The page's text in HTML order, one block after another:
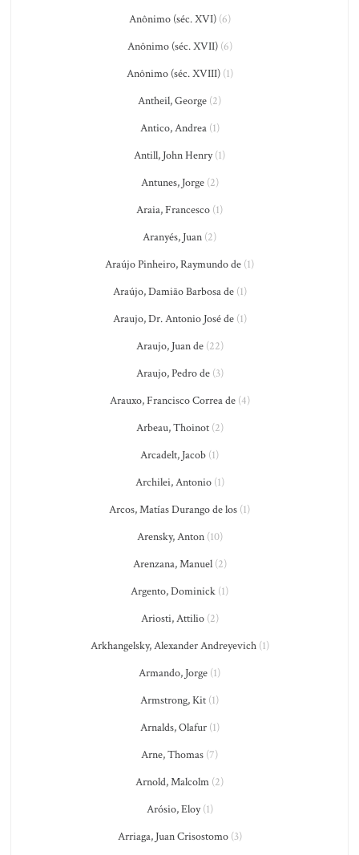
Anônimo (séc. XVI)(6)
Anônimo (séc. XVII)(6)
Anônimo (séc. XVIII)(1)
Antheil, George (2)
Antico, Andrea(1)
Antill, John Henry(1)
Antunes, Jorge(2)
Araia, Francesco (1)
Aranyés, Juan (2)
Araújo Pinheiro, Raymundo de (1)
Araújo, Damião Barbosa de(1)
Araujo, Dr. Antonio José de(1)
Araujo, Juan de(22)
Araujo, Pedro de(3)
Arauxo, Francisco Correa de(4)
Arbeau, Thoinot(2)
Arcadelt, Jacob (1)
Archilei, Antonio(1)
Arcos, Matías Durango de los (1)
Arensky, Anton(10)
Arenzana, Manuel(2)
Argento, Dominick (1)
Ariosti, Attilio(2)
Arkhangelsky, Alexander Andreyevich(1)
Armando, Jorge (1)
Armstrong, Kit (1)
Arnalds, Olafur(1)
Arne, Thomas (7)
Arnold, Malcolm (2)
Arósio, Eloy(1)
Arriaga, Juan Crisostomo(3)